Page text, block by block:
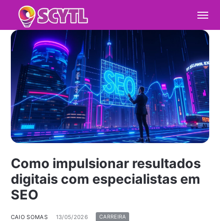
Como impulsionar resultados
digitais com especialistas em
SEO
CAIO SOMAS 13/05/2026 CARREIRA